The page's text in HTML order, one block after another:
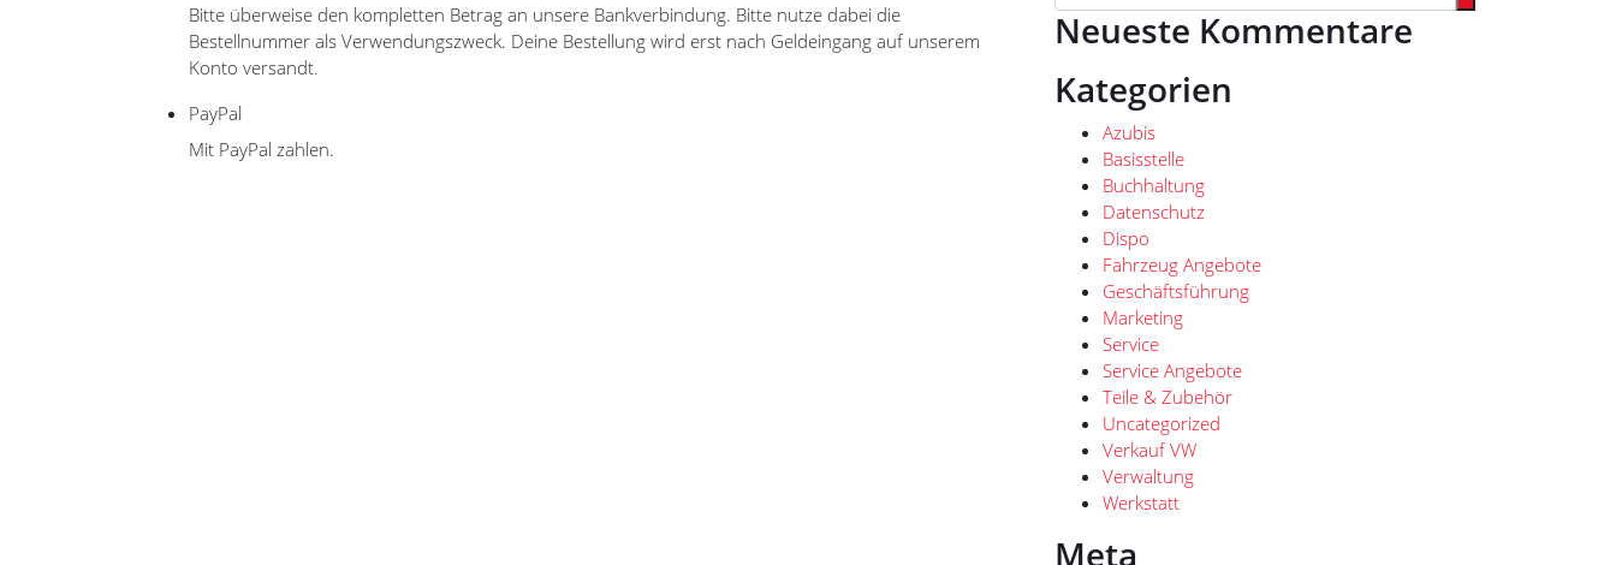
Bitte überweise den kompletten Betrag an unsere Bankverbindung. Bitte nutze dabei die
Bestellnummer als Verwendungszweck. Deine Bestellung wird erst nach Geldeingang auf unserem
Konto versandt.
PayPal
Mit PayPal zahlen.
Neueste Kommentare
Kategorien
Azubis
Basisstelle
Buchhaltung
Datenschutz
Dispo
Fahrzeug Angebote
Geschäftsführung
Marketing
Service
Service Angebote
Teile & Zubehör
Uncategorized
Verkauf VW
Verwaltung
Werkstatt
Meta